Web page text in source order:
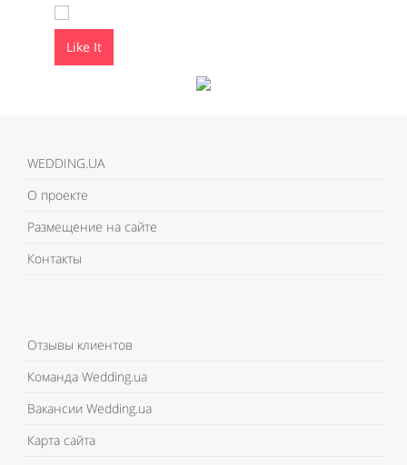
Like It
WEDDING.UA
О проекте
Размещение на сайте
Контакты
Отзывы клиентов
Команда Wedding.ua
Вакансии Wedding.ua
Карта сайта